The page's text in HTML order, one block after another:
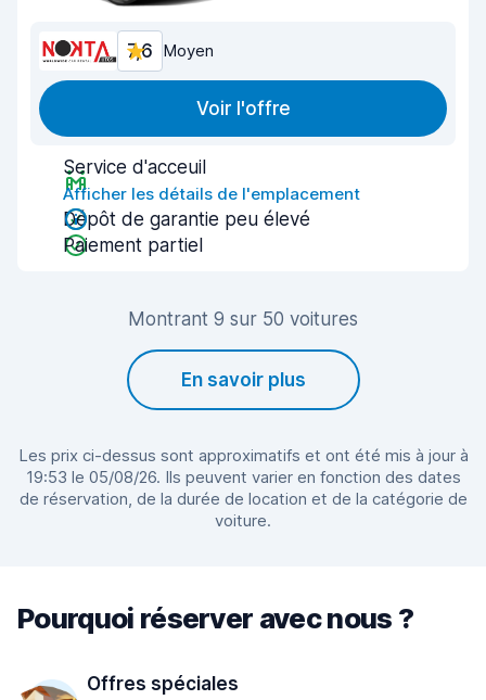
7,6 Moyen
Voir l'offre
Service d'acceuil
Afficher les détails de l'emplacement
Dépôt de garantie peu élevé
Paiement partiel
Montrant 9 sur 50 voitures
En savoir plus
Les prix ci-dessus sont approximatifs et ont été mis à jour à
19:53 le 05/08/26. Ils peuvent varier en fonction des dates
de réservation, de la durée de location et de la catégorie de
voiture.
Pourquoi réserver avec nous ?
Offres spéciales